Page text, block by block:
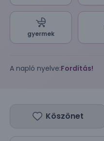
gyermek
A napló nyelve:Fordítás!
Köszönet